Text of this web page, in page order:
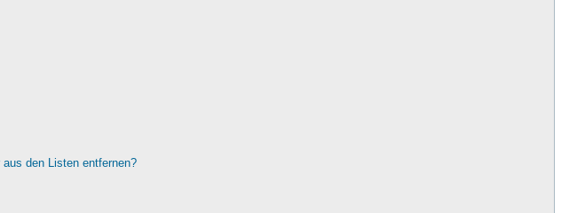
den Listen entfernen?